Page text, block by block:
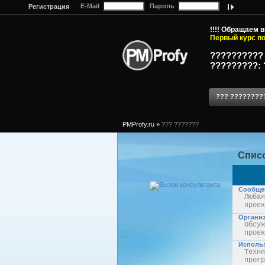
Регистрация E-Mail Пароль
!!!! Обращаем
Первый курс
??????????
?????????:
???
PMProfy.ru » ??? ???????